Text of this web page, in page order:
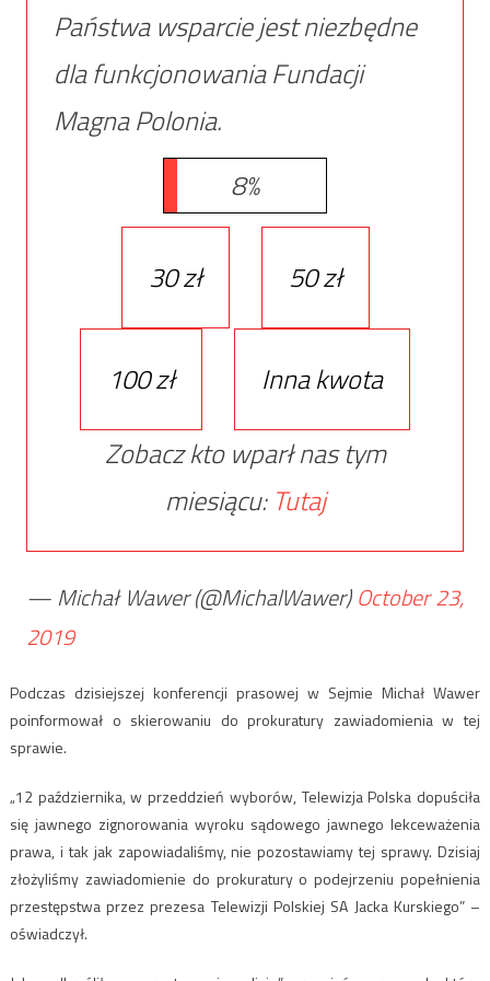
Państwa wsparcie jest niezbędne
dla funkcjonowania Fundacji
Magna Polonia.
8%
30 zł 50 zł
100 zł
Inna kwota
Zobacz kto wparł nas tym
miesiącu: Tutaj
— Michał Wawer (@MichalWawer)October 23,
2019
Podczas dzisiejszej konferencji prasowej w Sejmie Michał Wawer
poinformował o skierowaniu do prokuratury zawiadomienia w tej
sprawie.
„12 października, w przeddzień wyborów, Telewizja Polska dopuściła
się jawnego zignorowania wyroku sądowego jawnego lekceważenia
prawa, i tak jak zapowiadaliśmy, nie pozostawiamy tej sprawy. Dzisiaj
złożyliśmy zawiadomienie do prokuratury o podejrzeniu popełnienia
przestępstwa przez prezesa Telewizji Polskiej SA Jacka Kurskiego” –
oświadczył.